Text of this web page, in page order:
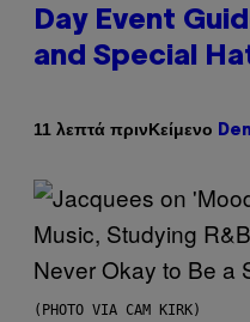
Day Event
and Special
11 λεπτά πρινΚείμενο
(PHOTO VIA CAM KIRK)